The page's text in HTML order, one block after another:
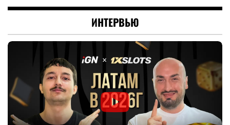
ИНТЕРВЬЮ